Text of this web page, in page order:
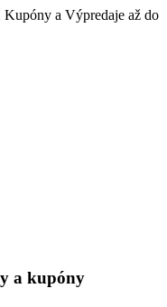
a Výpredaje až do
a kupóny